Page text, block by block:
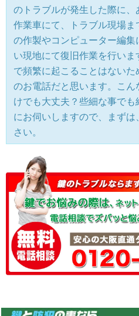
のトラブルが発生した際に
作業車にて、トラブル現場
の作製やコンピューター編
い現地にて復旧作業を行い
で頻繁に起こることはない
のお電話だと思います。こ
けでも大丈夫？些細な事で
にお伺いしますので、まず
さい。